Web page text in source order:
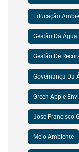
Educação
Gestão Da Água
Gestão De
Governança Da
Green Apple
José Francisco
Meio Ambiente